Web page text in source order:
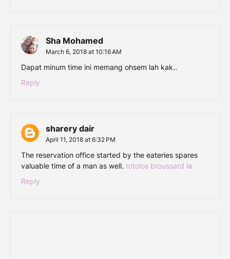
Sha Mohamed
March 6, 2018 at 10:16 AM
Dapat minum time ini memang ohsem lah kak..
Reply
sharery dair
April 11, 2018 at 6:32 PM
The reservation office started by the eateries spares
valuable time of a man as well. rotolos broussard la
Reply